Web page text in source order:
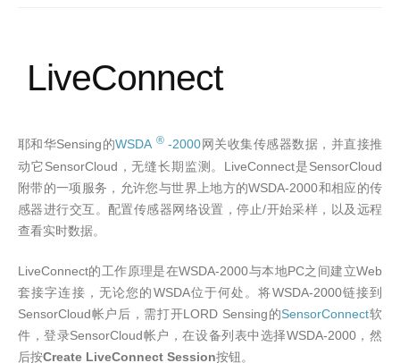
LiveConnect
耶和华Sensing 的WSDA ®-2000网关收集传感器数据，并直接推
动它SensorCloud ，无缝长期监测。 LiveConnect是SensorCloud
附带的一项服务，允许您与世界上地方的WSDA-2000和相应的传
感器进行交互。配置传感器网络设置，停止/开始采样，以及远程
查看实时数据。
LiveConnect的工作原理是在WSDA-2000与本地PC之间建立Web
套接字连接，无论您的WSDA位于何处。将WSDA-2000链接到
SensorCloud帐户后，需打开LORD Sensing的SensorConnect软
件，登录SensorCloud帐户，在设备列表中选择WSDA-2000，然
后按Create LiveConnect Session按钮。